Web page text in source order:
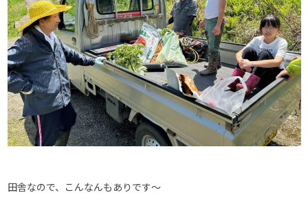
田舎なので、こんなんもありです～